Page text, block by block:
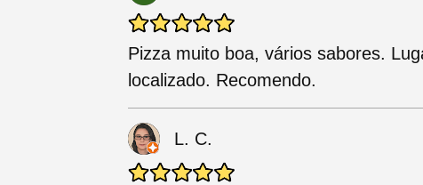
Pizza muito boa, vários sabores.
localizado. Recomendo.
L. C.